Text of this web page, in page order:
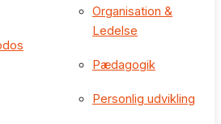
Organisation &
Ledelse
Pædagogik
Personlig udvikling